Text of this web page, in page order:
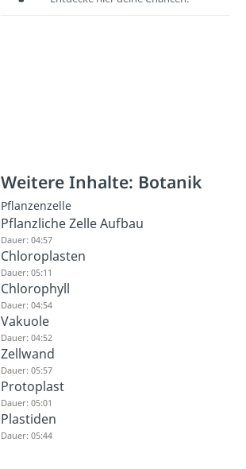
Weitere Inhalte: Botanik
Pflanzenzelle
Pflanzliche Zelle Aufbau
Dauer: 04:57
Chloroplasten
Dauer: 05:11
Chlorophyll
Dauer: 04:54
Vakuole
Dauer: 04:52
Zellwand
Dauer: 05:57
Protoplast
Dauer: 05:01
Plastiden
Dauer: 05:44